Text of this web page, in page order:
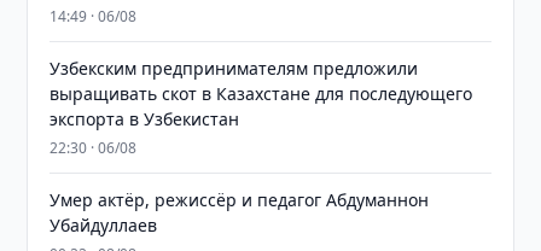
14:49 · 06/08
Узбекским предпринимателям предложили
выращивать скот в Казахстане для последующего
экспорта в Узбекистан
22:30 · 06/08
Умер актёр, режиссёр и педагог Абдуманнон
Убайдуллаев